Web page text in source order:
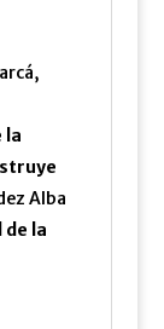
la
Alba
la